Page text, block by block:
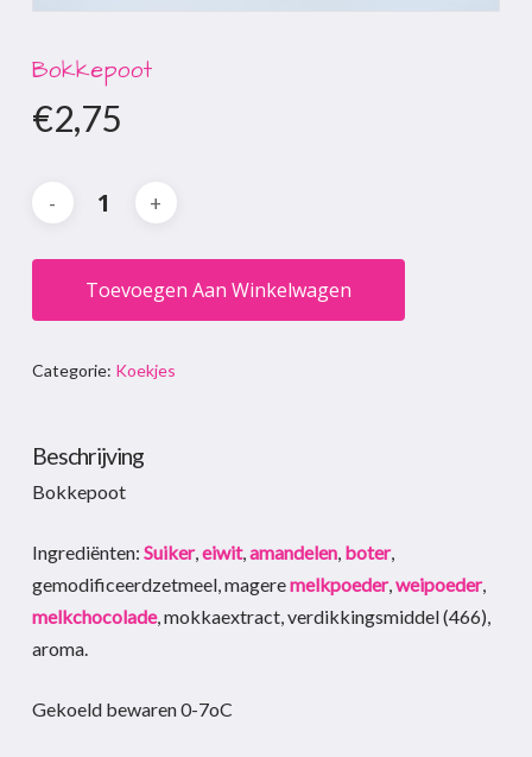
Bokkepoot
€2,75
Toevoegen Aan Winkelwagen
Categorie: Koekjes
Beschrijving
Bokkepoot
Ingrediënten: Suiker,eiwit,amandelen, boter,
gemodificeerdzetmeel, mageremelkpoeder,weipoeder,
melkchocolade, mokkaextract, verdikkingsmiddel (466),
aroma.
Gekoeld bewaren 0-7oC